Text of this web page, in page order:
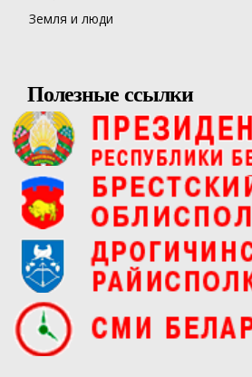
Земля и люди
Полезные ссылки